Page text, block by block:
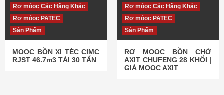
1
Dịch Vụ
BẢO DƯỠNG XE ĐẦU KÉO ĐỊNH KỲ – UY
TÍN TẠI HUỲNH GIA PHÁT
Rơ móoc Các Hãng Khác
Rơ móoc PATEC
Sản Phẩm
MOOC BỒN XI TÉC CIMC
RJST 46.7m3 TẢI 30 TẤN
Rơ móoc Các Hãng Khác
Rơ móoc PATEC
Sản Phẩm
RƠ MOOC BỒN CHỞ
AXIT CHUFENG 28 KHỐI |
GIÁ MOOC AXIT